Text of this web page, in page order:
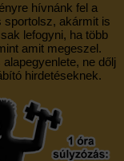
hívnánk fel a
sportolsz, akármit is
lefogyni, ha több
amit megeszel.
ne dőlj
hirdetéseknek.